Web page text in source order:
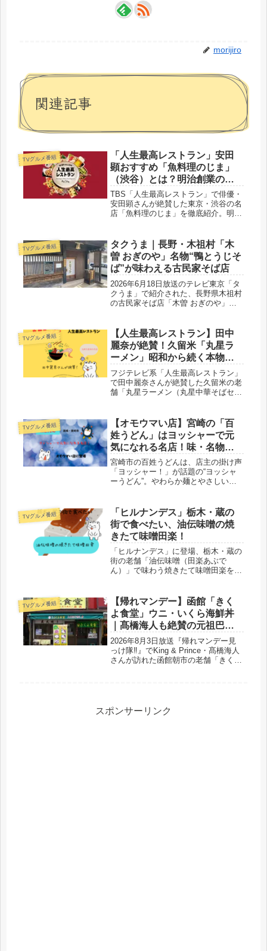
morijiro
関連記事
TVグルメ番組
「人生最高レストラン」安田
顕おすすめ「魚料理のじま」
（渋谷）とは？明治創業の老
舗が1,300円で出す刺身定食！
TBS「人生最高レストラン」で俳優・
安田顕さんが絶賛した東京・渋谷の名
店「魚料理のじま」を徹底紹介。明治
（1,300円）や名物の天然ぶり丼、メ
ニュー、口コミ、アクセスまで詳しく
まとめました。
TVグルメ番組
タクうま｜長野・木祖村「木
曽 おぎのや」名物“鴨とうじそ
ば”が味わえる古民家そば店
2026年6月18日放送のテレビ東京「タ
クうま」で紹介された、長野県木祖村
の古民家そば店「木曽 おぎのや」。
ばなど人気メニューや、蔵に泊まれる
宿泊情報、口コミ・店舗情報まで詳し
くご紹介します。
TVグルメ番組
【人生最高レストラン】田中
麗奈が絶賛！久留米「丸星ラ
ーメン」昭和から続く本物の
豚骨とは
フジテレビ系「人生最高レストラン」
で田中麗奈さんが絶賛した久留米の老
舗「丸星ラーメン（丸星中華そばセン
スープ、替玉・紅しょうが発祥の地と
しての歴史、メニューや値段、店舗情
報まで詳しくお届けします。
TVグルメ番組
【オモウマい店】宮崎の「百
姓うどん」はヨッシャーで元
気になれる名店！味・名物メ
ニュー・楽しみ方まとめ
宮崎市の百姓うどんは、店主の掛け声
「ヨッシャー！」が話題の“ヨッシャ
ーうどん”。やわらか麺とやさしい出
TVグルメ番組
「ヒルナンデス」栃木・蔵の
街で食べたい、油伝味噌の焼
きたて味噌田楽！
「ヒルナンデス」に登場、栃木・蔵の
街の老舗「油伝味噌（田楽あぶで
ん）」で味わう焼きたて味噌田楽を紹
と蔵造りの雰囲気を楽しめます。
TVグルメ番組
【帰れマンデー】函館「きく
よ食堂」ウニ・いくら海鮮丼
｜髙橋海人も絶賛の元祖巴丼
とは
2026年8月3日放送『帰れマンデー見
っけ隊‼』でKing & Prince・髙橋海人
さんが訪れた函館朝市の老舗「きくよ
スポンサーリンク